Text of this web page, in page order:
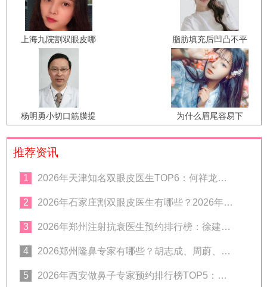
上海九院割双眼皮哪
个专家最好？上海九
院眼综合医生预约
脂肪填充后凹凸不平
后悔怎么办？北京脂
肪填充修复最好的专
家有哪些？
杨明勇小切口筋膜提
勇小切口筋膜提升预
为什么眉尾容易下
推荐资讯
1 2026年天津知名双眼皮医生TOP6：何祥龙、卜胜利、关迪剑、邵妍、夏红福、毕小丽:好？
2 2026年石家庄割双眼皮医生有哪些？2026年石家庄双眼皮专家预约排行榜前十名大全
3 2026年郑州注射抗衰医生预约排行榜：徐建平、张歌、赵永华、张婉霞、王妍芝、唐喜、李娟、朱怡梦哪个好？
4 2026郑州隆鼻专家有哪些？胡志成、周蔚、张海洋、王启立、张鹏、李冰谁做鼻子更好？
5 2026年西安做鼻子专家预约排行榜TOP5：曾熬、霍玉旺、房志强、蒋立、刘宝军哪个更好？